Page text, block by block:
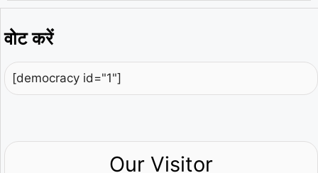
वोट करें
[democracy id="1"]
Our Visitor